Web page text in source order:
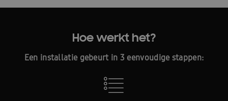
Hoe werkt het?
Een installatie gebeurt in 3 eenvoudige stappen: